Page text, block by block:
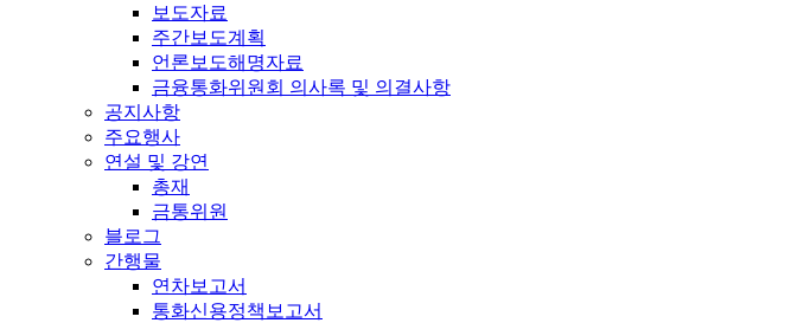
보도자료
주간보도계획
언론보도해명자료
금융통화위원회 의사록 및 의결사항
공지사항
주요행사
연설 및 강연
총재
금통위원
블로그
간행물
연차보고서
통화신용정책보고서